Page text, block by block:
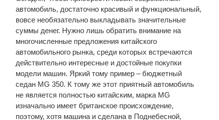
автомобиль, достаточно красивый и функциональный,
вовсе необязательно выкладывать значительные
суммы денег. Нужно лишь обратить внимание на
многочисленные предложения китайского
автомобильного рынка, среди которых встречаются
действительно интересные и достойные покупки
модели машин. Яркий тому пример – бюджетный
седан MG 350. К тому же этот приятный автомобиль
не является полностью китайским, марка MG
изначально имеет британское происхождение,
поэтому, хотя машина и сделана в Поднебесной,